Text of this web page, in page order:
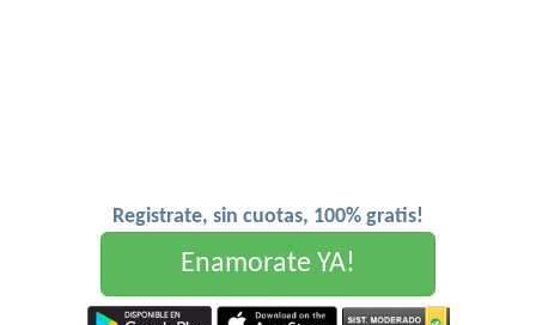
Registrate, sin cuotas, 100% gratis!
Enamorate YA!